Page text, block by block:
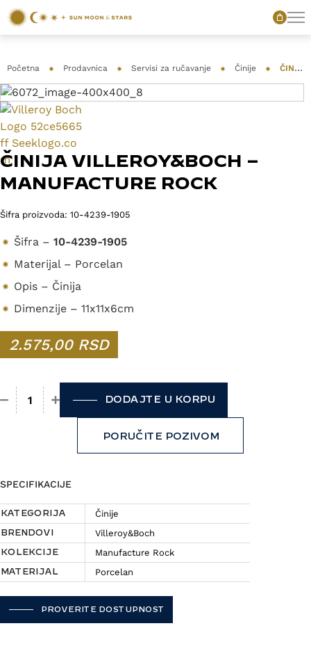
Početna Prodavnica Servisi za ručavanje Činije ČINIJA VILLEROY&BOCH – MANUFACTURE ROCK
ČINIJA VILLEROY&BOCH –
MANUFACTURE ROCK
Šifra proizvoda: 10-4239-1905
Šifra – 10-4239-1905
Materijal – Porcelan
Opis – Činija
Dimenzije – 11x11x6cm
2.575,00 RSD
Činija Villeroy&Boch - Manufacture Rock količina
DODAJTE U KORPU
PORUČITE POZIVOM
SPECIFIKACIJE
KATEGORIJA Činije
BRENDOVI Villeroy&Boch
KOLEKCIJE Manufacture Rock
MATERIJAL Porcelan
PROVERITE DOSTUPNOST